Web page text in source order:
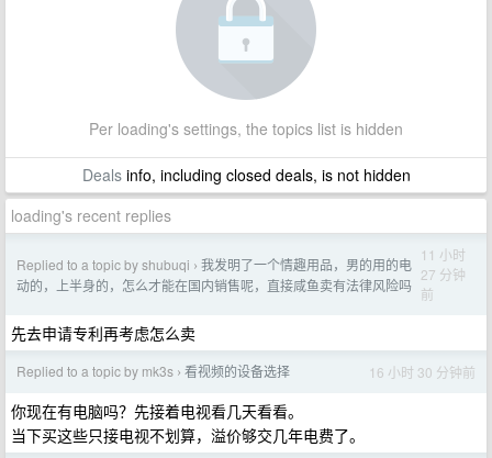
Per loading's settings, the topics list is hidden
Dealsinfo, including closed deals, is not hidden
loading's recent replies
Replied to a topic by shubuqi › 我发明了一个情趣用品，男的用的电
动的，上半身的，怎么才能在国内销售呢，直接咸鱼卖有法律风险吗
11 小时
27 分钟
前
先去申请专利再考虑怎么卖
Replied to a topic by mk3s › 看视频的设备选择 16 小时 30 分钟前
你现在有电脑吗？先接着电视看几天看看。
当下买这些只接电视不划算，溢价够交几年电费了。